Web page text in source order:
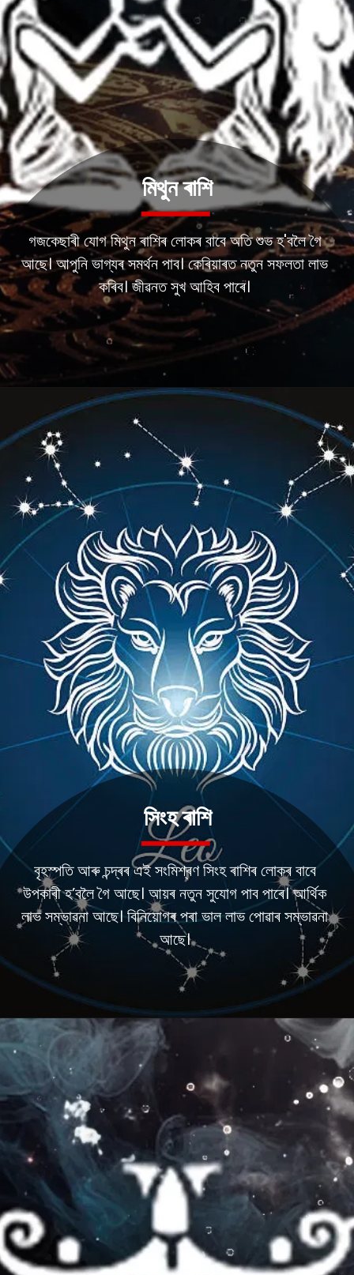
গজকেছাৰী যোগ মিথুন ৰাশিৰ লোকৰ বাবে অতি শুভ হ'বলৈ গৈ
আছে। আপুনি ভাগ্যৰ সমৰ্থন পাব। কেৰিয়াৰত নতুন সফলতা লাভ
মিথুন ৰাশি
বৃহস্পতি আৰু চন্দ্ৰৰ এই সংমিশ্ৰণ সিংহ ৰাশিৰ লোকৰ বাবে
উপকাৰী হ’বলৈ গৈ আছে। আয়ৰ নতুন সুযোগ পাব পাৰে। আৰ্থিক
লাভ সম্ভাৱনা আছে। বিনিয়োগৰ পৰা ভাল লাভ পোৱাৰ সম্ভাৱনা
আছে।
সিংহ ৰাশি